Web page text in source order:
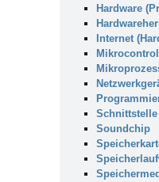
Hardware
Internet
Schnittstelle
Soundchip